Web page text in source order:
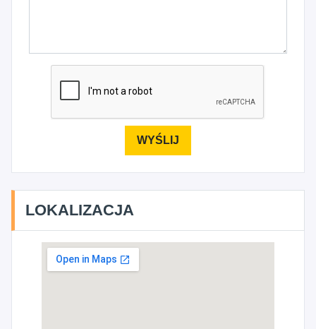
LOKALIZACJA